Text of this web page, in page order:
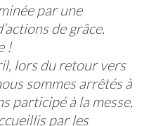
par une
de grâce.
!
lors du retour vers
sommes arrêtés à
participé à la messe,
par les